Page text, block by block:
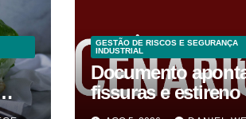
GESTÃO DE RISCOS E SEGURANÇA
INDUSTRIAL
Documento
fissuras e estireno
vezes acima do